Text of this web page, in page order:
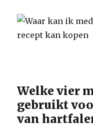
Welke vier
gebruikt
van